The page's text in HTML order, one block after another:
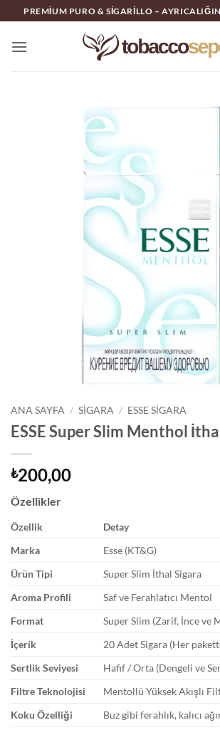
İçeriğe
atla
PREMIUM PURO & SIGARILLO –
ANA SAYFA / SIGARA / ESSE SIGARA
ESSE Super Slim Menthol
₺200,00
Özellikler
Özellik
Detay
Marka
Esse (KT&G)
Ürün Tipi
Super Slim İthal Sigara
Aroma Profili
Saf ve Ferahlatıcı Mentol
Format
Super Slim (Zarif, İnce ve
İçerik
20 Adet Sigara (Her
Sertlik Seviyesi
Hafif / Orta (Dengeli ve
Filtre Teknolojisi
Mentollü Yüksek Akışlı
Koku Özelliği
Buz gibi ferahlık, kalıcı